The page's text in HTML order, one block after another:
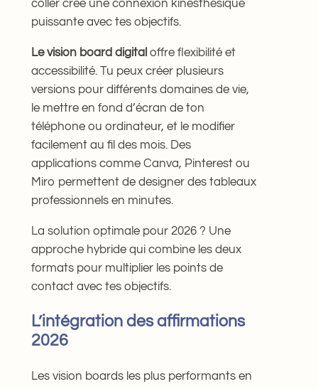
coller crée une connexion kinesthésique
puissante avec tes objectifs.
Le vision board digital offre flexibilité et
accessibilité. Tu peux créer plusieurs
versions pour différents domaines de vie,
le mettre en fond d’écran de ton
téléphone ou ordinateur, et le modifier
facilement au fil des mois. Des
applications comme Canva, Pinterest ou
Miro permettent de designer des tableaux
professionnels en minutes.
La solution optimale pour 2026 ? Une
approche hybride qui combine les deux
formats pour multiplier les points de
contact avec tes objectifs.
L’intégration des affirmations
2026
Les vision boards les plus performants en